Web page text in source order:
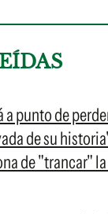
a punto de
de su
de "trancar"